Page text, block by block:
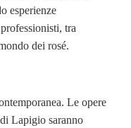
esperienze
tra
dei rosé.
Le opere
Lapigio saranno